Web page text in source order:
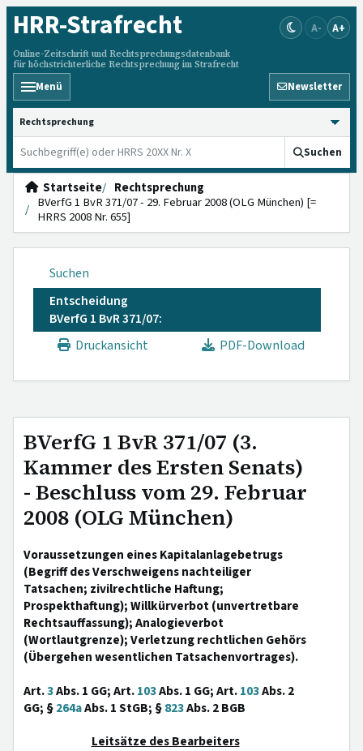
HRR-Strafrecht
Online-Zeitschrift und Rechtsprechungsdatenbank
für höchstrichterliche Rechtsprechung im Strafrecht
A- A+
Menü Newsletter
HRRS durchsuchen
Suchen
Startseite
Rechtsprechung
BVerfG 1 BvR 371/07 - 29. Februar 2008 (OLG München) [=
HRRS 2008 Nr. 655]
Suchen
Entscheidung
BVerfG 1 BvR 371/07:
Druckansicht
PDF-Download
BVerfG 1 BvR 371/07 (3.
Kammer des Ersten Senats)
- Beschluss vom 29. Februar
2008 (OLG München)
Voraussetzungen eines Kapitalanlagebetrugs
(Begriff des Verschweigens nachteiliger
Tatsachen; zivilrechtliche Haftung;
Prospekthaftung); Willkürverbot (unvertretbare
Rechtsauffassung); Analogieverbot
(Wortlautgrenze); Verletzung rechtlichen Gehörs
(Übergehen wesentlichen Tatsachenvortrages).
Art.3Abs. 1 GG; Art.103Abs. 1 GG; Art.103Abs. 2
GG; §264aAbs. 1 StGB; §823Abs. 2 BGB
Leitsätze des Bearbeiters